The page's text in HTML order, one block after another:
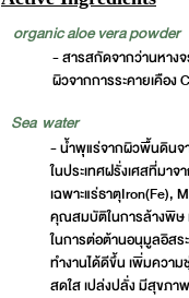
organic aloe vera powder
- สารสกัดจากว่านหาง
ผิวจากการระคายเคือง
Sea water
- น้ำพุแร่จากผิวพื้นดินจา
ในประเทศฝรั่งเศสที่มา
เฉพาะแร่ธาตุIron(Fe),
คุณสมบัติในการล้างพิษ
ในการต่อต้านอนุมูลอิสร
ทำงานได้ดีขึ้น เพิ่มควา
สดใส เปล่งปลั่ง มีสุขภา